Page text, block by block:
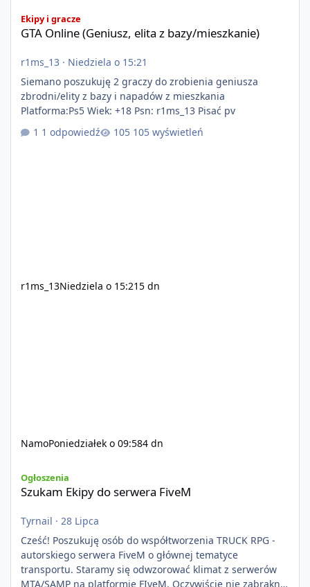
Ekipy i gracze
GTA Online (Geniusz, elita z bazy/mieszkanie)
r1ms_13 · Niedziela o 15:21
Siemano poszukuję 2 graczy do zrobienia geniusza
zbrodni/elity z bazy i napadów z mieszkania
Platforma:Ps5 Wiek: +18 Psn: r1ms_13 Pisać pv
1 odpowiedź
105 wyświetleń
r1ms_13Niedziela o 15:215 dn
NamoPoniedziałek o 09:584 dn
Ogłoszenia
Szukam Ekipy do serwera FiveM
Tyrnail · 28 Lipca
Cześć! Poszukuję osób do współtworzenia TRUCK RPG -
autorskiego serwera FiveM o głównej tematyce
transportu. Staramy się odwzorować klimat z serwerów
MTA/SAMP na platformie FIveM. Oczywiście nie zabraknie